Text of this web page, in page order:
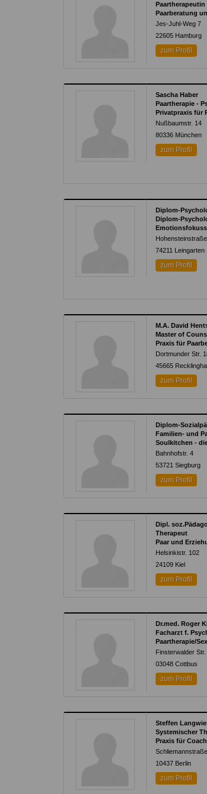
Paarberatung
Jes-Juhl-Weg 7
22605 Hamburg
zum Profil
Sascha Haber
Paartherapie -
Privatpraxis für
Nußbaumstr. 14
80336 München
zum Profil
Diplom-
Diplom-
74211 Leingarten
zum Profil
M.A. David
Master of
Praxis für
Dortmunder Str.
45665
zum Profil
Diplom-
Familien- und
Soulkitchen -
Bahnhofstr. 4
53721 Siegburg
zum Profil
Dipl.
Therapeut
Paar und
Helsinkistr. 102
24109 Kiel
zum Profil
Dr.med. Roger
Facharzt f.
Paartherapie/
Finsterwalder Str.
03048 Cottbus
zum Profil
Steffen
Systemischer
Praxis für
10437 Berlin
zum Profil